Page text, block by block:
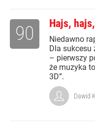
Hajs,
Niedawno
Dla sukcesu
– pierwszy
że muzyka
3D”.
90
Dawid